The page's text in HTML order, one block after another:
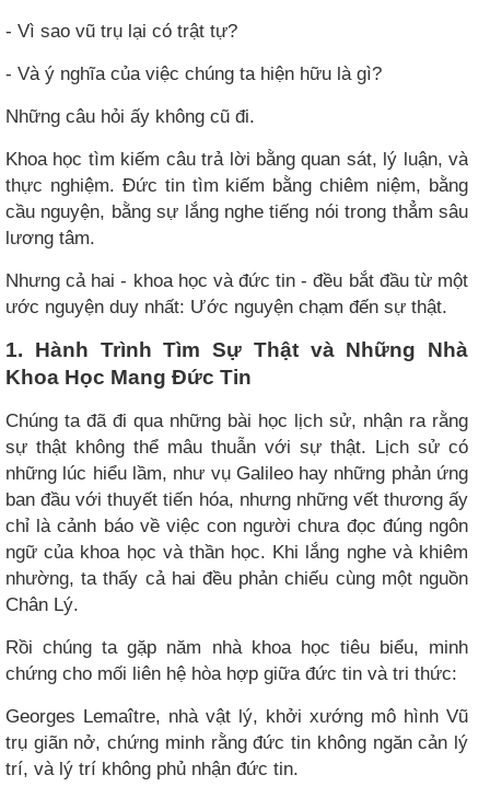
- Vì sao vũ trụ lại có trật tự?
- Và ý nghĩa của việc chúng ta hiện hữu là gì?
Những câu hỏi ấy không cũ đi.
Khoa học tìm kiếm câu trả lời bằng quan sát, lý luận, và
thực nghiệm. Đức tin tìm kiếm bằng chiêm niệm, bằng
cầu nguyện, bằng sự lắng nghe tiếng nói trong thẳm sâu
lương tâm.
Nhưng cả hai - khoa học và đức tin - đều bắt đầu từ một
ước nguyện duy nhất: Ước nguyện chạm đến sự thật.​
1. Hành Trình Tìm Sự Thật và Những Nhà
Khoa Học Mang Đức Tin ​
Chúng ta đã đi qua những bài học lịch sử, nhận ra rằng
sự thật không thể mâu thuẫn với sự thật. Lịch sử có
những lúc hiểu lầm, như vụ Galileo hay những phản ứng
ban đầu với thuyết tiến hóa, nhưng những vết thương ấy
chỉ là cảnh báo về việc con người chưa đọc đúng ngôn
ngữ của khoa học và thần học. Khi lắng nghe và khiêm
nhường, ta thấy cả hai đều phản chiếu cùng một nguồn
Chân Lý.
Rồi chúng ta gặp năm nhà khoa học tiêu biểu, minh
chứng cho mối liên hệ hòa hợp giữa đức tin và tri thức:
Georges Lemaître, nhà vật lý, khởi xướng mô hình Vũ
trụ giãn nở, chứng minh rằng đức tin không ngăn cản lý
trí, và lý trí không phủ nhận đức tin.